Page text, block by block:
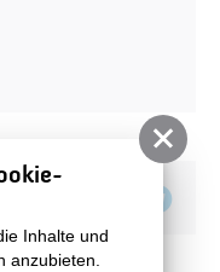
Inhalte und
anzubieten.